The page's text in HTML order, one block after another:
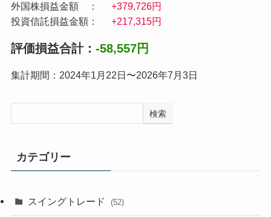
外国株損益金額 ：
+379,726円
投資信託損益金額：
+217,315円
評価損益合計： -58,557円
集計期間：2024年1月22日〜2026年7月3日
検索
カテゴリー
スイングトレード (52)